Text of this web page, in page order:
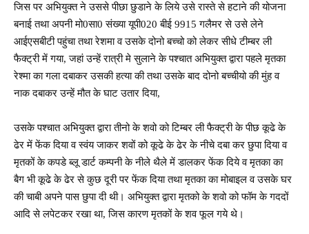
जिस पर अभियुक्त ने उससे पीछा छुडाने के लिये उसे रास्ते से हटाने की योजना
बनाई तथा अपनी मो0सा0 संख्या यूपी020 बीई 9915 गलैमर से उसे लेने
आईएसबीटी पहुंचा तथा रेशमा व उसके दोनो बच्चो को लेकर सीधे टीम्बर ली
फैक्ट्री में गया, जहां उन्हें रात्री मे सुलाने के पश्चात अभियुक्त द्वारा पहले मृतका
रेश्मा का गला दबाकर उसकी हत्या की तथा उसके बाद दोनो बच्चीयो की मुंह व
नाक दबाकर उन्हें मौत के घाट उतार दिया,
उसके पश्चात अभियुक्त द्वारा तीनो के शवो को टिम्बर ली फैक्ट्री के पीछ कूढे के
ढेर में फेंक दिया व स्वंय जाकर शवों को कूढे के ढेर के नीचे दबा कर छुपा दिया व
मृतकों के कपडे ब्लू डार्ट कम्पनी के नीले थैले में डालकर फेंक दिये व मृतका का
बैग भी कूढे के ढेर से कुछ दूरी पर फेंक दिया तथा मृतका का मोबाइल व उसके घर
की चाबी अपने पास छुपा दी थी। अभियुक्त द्वारा मृतको के शवो को फॉम के गददों
आदि से लपेटकर रखा था, जिस कारण मृतकों के शव फूल गये थे।